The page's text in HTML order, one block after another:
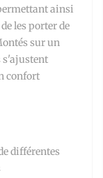
ainsi
les porter de
sur un
s'ajustent
confort
différentes